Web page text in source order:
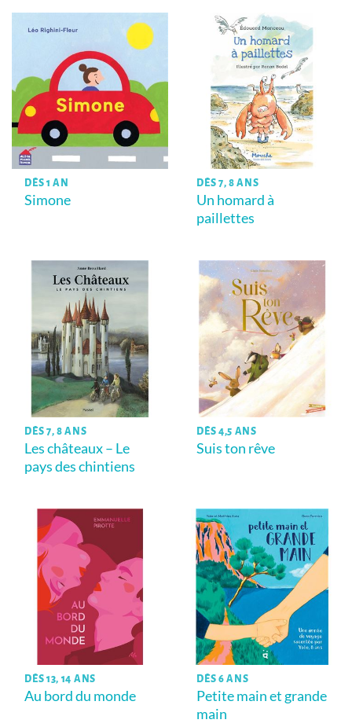
DÈS 1 AN
Simone
DÈS 7, 8 ANS
Un homard à
paillettes
DÈS 7, 8 ANS
Les châteaux – Le
pays des chintiens
DÈS 4,5 ANS
Suis ton rêve
DÈS 13, 14 ANS
Au bord du monde
DÈS 6 ANS
Petite main et grande
main